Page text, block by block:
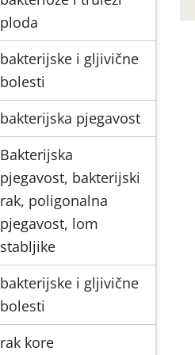
ploda
bakterijske i gljivične
bolesti
bakterijska pjegavost
Bakterijska
pjegavost, bakterijski
rak, poligonalna
pjegavost, lom
stabljike
bakterijske i gljivične
bolesti
rak kore